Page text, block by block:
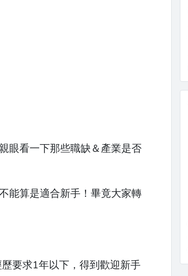
眼看一下那些職缺＆產業是否
能算是適合新手！畢竟大家轉
要求1年以下，得到歡迎新手